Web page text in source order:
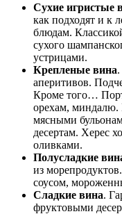
Сухие игристые
как подходят и к
блюдам.
сухого
устрицами.
Крепленые вина
аперитивов.
Кроме того…
орехам, миндалю.
мясными
десертам. Херес
оливками.
Полусладкие
из
соусом,
Сладкие вина.
фруктовыми